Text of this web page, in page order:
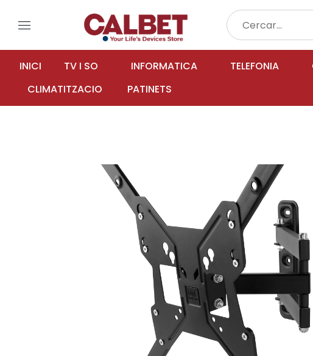
menu
INICI TV I SO INFORMATICA TELEFONIA
CLIMATITZACIO
PATINETS